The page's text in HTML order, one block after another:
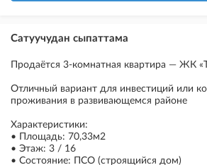
Сатуучудан сыпаттама
Продаётся 3-комнатная квартира — ЖК
Отличный вариант для инвестиций или
проживания в развивающемся районе
Характеристики:
• Площадь: 70,33м2
• Этаж: 3 / 16
• Состояние: ПСО (строящийся дом)